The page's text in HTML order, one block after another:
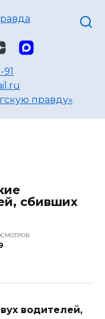
правду»
сбивших
водителей,